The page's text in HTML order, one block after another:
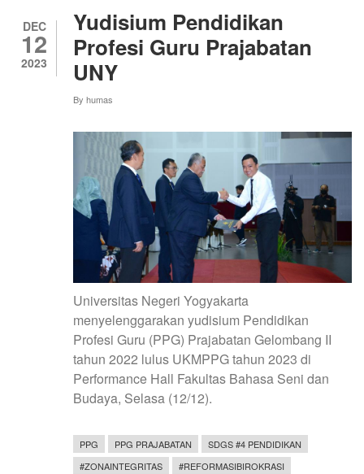
PPG
PRAJABATAN
GELOMBANG
I
DEC
12
2023
Yudisium Pendidikan
Profesi Guru Prajabatan
UNY
By humas
Universitas Negeri Yogyakarta
menyelenggarakan yudisium Pendidikan
Profesi Guru (PPG) Prajabatan Gelombang II
tahun 2022 lulus UKMPPG tahun 2023 di
Performance Hall Fakultas Bahasa Seni dan
Budaya, Selasa (12/12).
PPG PPG PRAJABATAN
SDGS #4 PENDIDIKAN
#ZONAINTEGRITAS
#REFORMASIBIROKRASI